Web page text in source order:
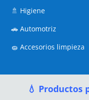
🚿 Higiene
🚗Automotriz
🧽Accesorios limpieza
💧 Productos